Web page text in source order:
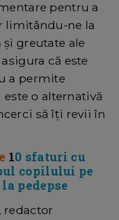
pentru a
limitându-ne la
greutate ale
că este
a permite
o alternativă
să îți revii în
10 sfaturi cu
copilului pe
pedepse
redactor